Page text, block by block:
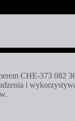
CHE-373 082
i